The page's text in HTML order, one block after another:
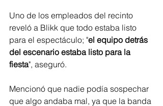
Uno de los empleados del recinto
reveló a Blikk que todo estaba listo
para el espectáculo; "el equipo detrás
del escenario estaba listo para la
fiesta", aseguró.
Mencionó que nadie podía sospechar
que algo andaba mal, ya que la banda